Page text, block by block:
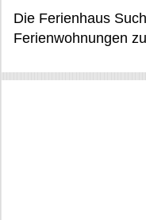
Die Ferienhaus
Ferienwohnungen